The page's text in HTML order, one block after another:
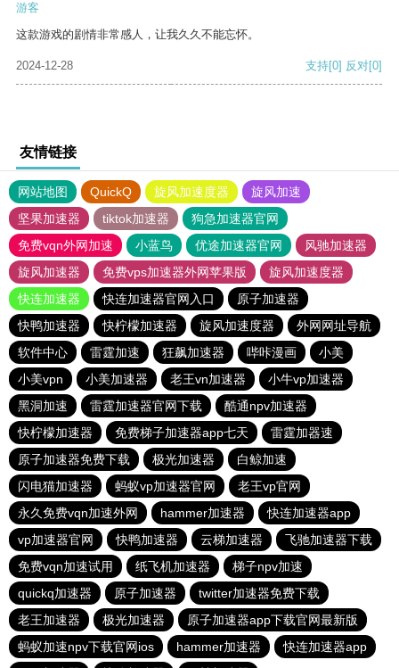
游客
这款游戏的剧情非常感人，让我久久不能忘怀。
2024-12-28 支持[0] 反对[0]
友情链接
网站地图 QuickQ 旋风加速度器
旋风加速
坚果加速器
tiktok加速器
狗急加速器官网
免费vqn外网加速
小蓝鸟 优途加速器官网
风驰加速器
旋风加速器
免费vps加速器外网苹果版
旋风加速度器
快连加速器
快连加速器官网入口
原子加速器
快鸭加速器
快柠檬加速器 旋风加速度器
外网网址导航
软件中心
雷霆加速 狂飙加速器 哔咔漫画
小美
小美vpn
小美加速器 老王vn加速器
小牛vp加速器
黑洞加速
雷霆加速器官网下载
酷通npv加速器
快柠檬加速器
免费梯子加速器app七天
雷霆加器速
原子加速器免费下载
极光加速器
白鲸加速
闪电猫加速器
蚂蚁vp加速器官网
老王vp官网
永久免费vqn加速外网
hammer加速器
快连加速器app
vp加速器官网
快鸭加速器 云梯加速器
飞驰加速器下载
免费vqn加速试用
纸飞机加速器
梯子npv加速
quickq加速器
原子加速器
twitter加速器免费下载
老王加速器
极光加速器
原子加速器app下载官网最新版
蚂蚁加速npv下载官网ios
hammer加速器
快连加速器app